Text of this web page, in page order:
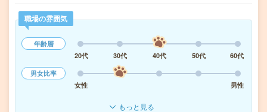
職場の雰囲気
年齢層
20代
30代 40代 50代
60代
男女比率
女性
男性
もっと見る